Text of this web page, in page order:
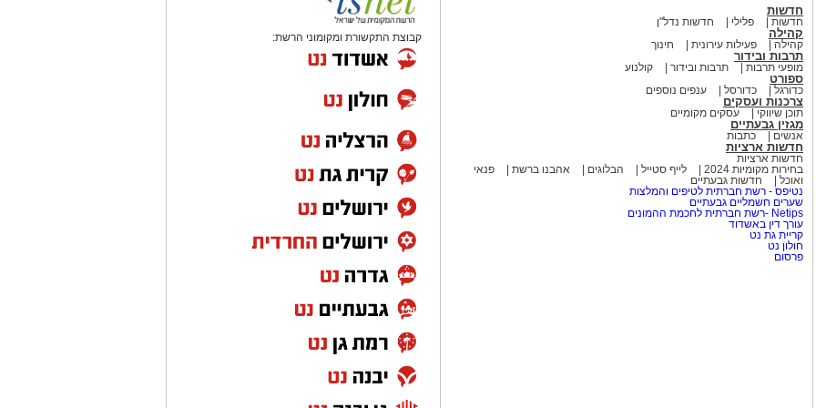
שני נושאים שכדאי להרחיק זה
אהבה פוליטי", בביצוע חנן
דרך עולם השלטון והמשרדים
ובעיקר מזכירה לנו שלפעמים
– עם לא מעט משברים בדרך.
שבכתר
ויש שירים שגורמים לנו
למשיח" של שלום חנוך
חדשות
חדשות פלילי חדשות נדל"ן
קהילה
קהילה פעילות עירונית חינוך
תרבות ובידור
מופעי תרבות תרבות ובידור קולנוע
ספורט
כדורגל כדורסל ענפים נוספים
צרכנות ועסקים
תוכן שיווקי עסקים מקומיים
מגזין גבעתיים
אנשים כתבות
חדשות ארציות
חדשות ארציות
בחירות מקומיות 2024
לייף סטייל הבלוגים אהבנו ברשת
פנאי
ואוכל
חדשות גבעתיים
נטיפס - רשת חברתית לטיפים והמלצות
שערים חשמליים גבעתיים
Netips -רשת חברתית לחכמת ההמונים
עורך דין באשדוד
קריית גת נט
חולון נט
פרסום
קבוצת התקשורת ומקומוני הרשת: